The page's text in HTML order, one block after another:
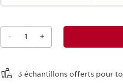
- 1 +
3 échantillons offerts pour